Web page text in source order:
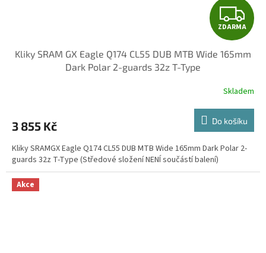
Z
D
A
R
M
A
ZDARMA
Kliky SRAM GX Eagle Q174 CL55 DUB MTB Wide 165mm
Dark Polar 2-guards 32z T-Type
Skladem
3 855 Kč Do košíku
Kliky SRAMGX Eagle Q174 CL55 DUB MTB Wide 165mm Dark Polar 2-
guards 32z T-Type (Středové složení NENÍ součástí balení)
Akce